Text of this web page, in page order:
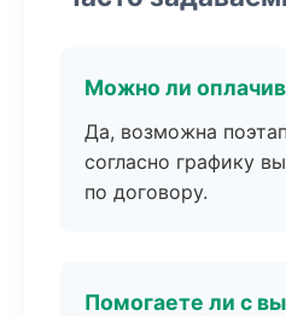
Можно ли
Да, возможна
согласно графику
по договору.
Помогаете ли с